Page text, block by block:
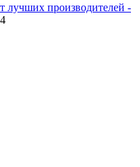
лучших производителей -